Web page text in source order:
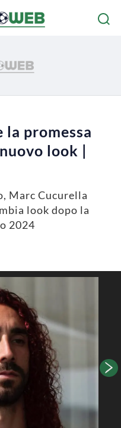
promessa
look |
Marc Cucurella
look dopo la
2024